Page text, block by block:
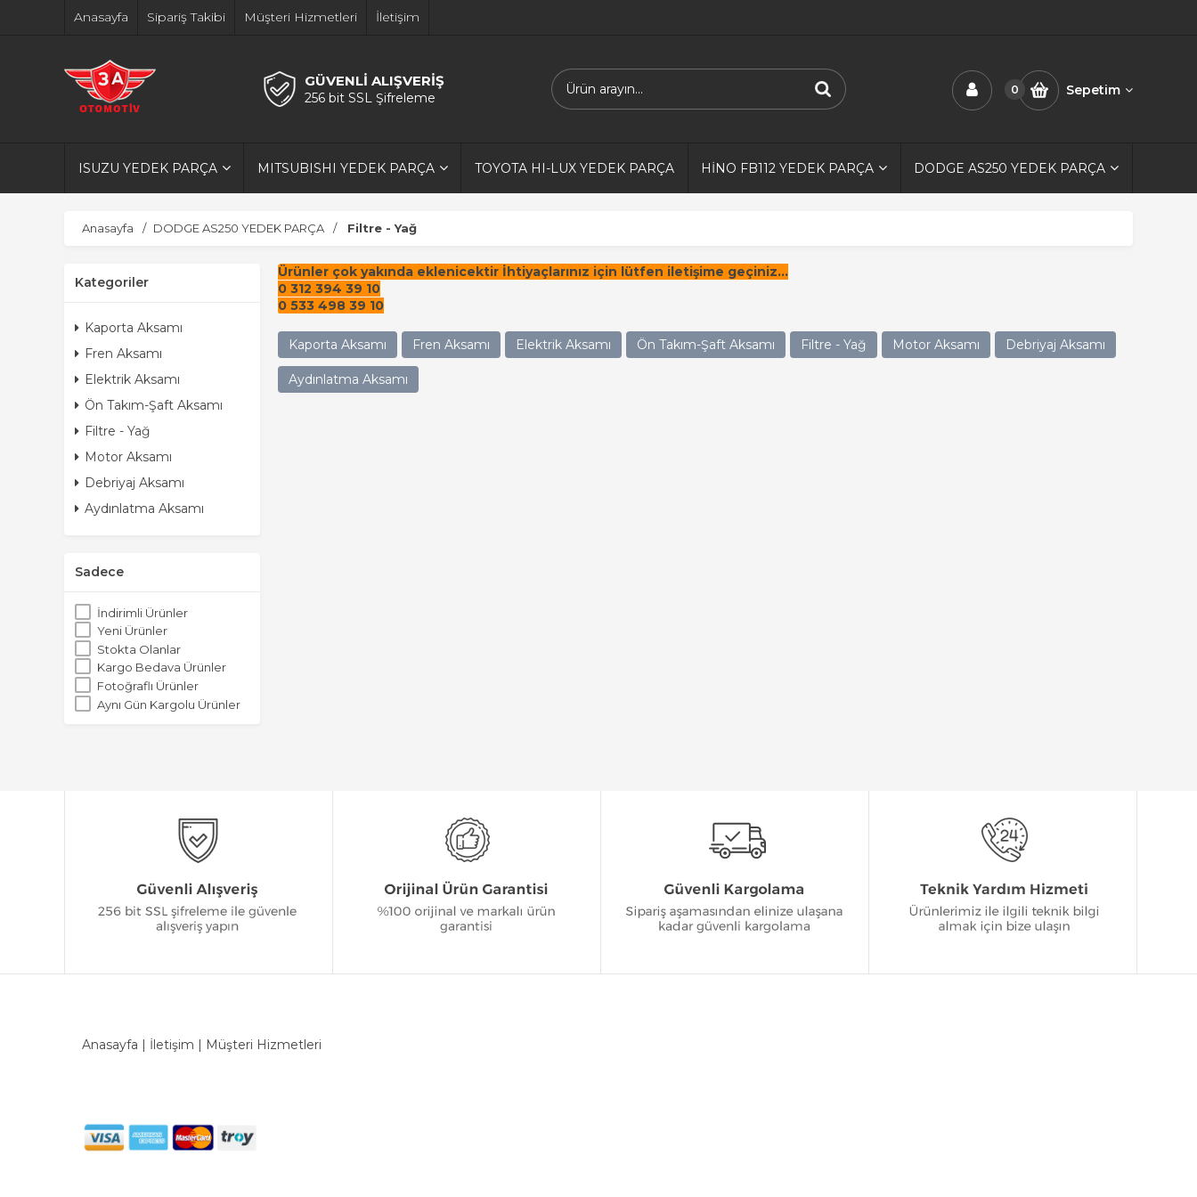
Anasayfa Sipariş Takibi Müşteri Hizmetleri İletişim
GÜVENLİ ALIŞVERİŞ
256 bit SSL Şifreleme
0 Sepetim
ISUZU YEDEK PARÇA MITSUBISHI YEDEK PARÇA TOYOTA HI-LUX YEDEK PARÇA HİNO FB112 YEDEK PARÇA DODGE AS250 YEDEK PARÇA
Anasayfa DODGE AS250 YEDEK PARÇA Filtre - Yağ
Kategoriler
Kaporta Aksamı
Fren Aksamı
Elektrik Aksamı
Ön Takım-Şaft Aksamı
Filtre - Yağ
Motor Aksamı
Debriyaj Aksamı
Aydınlatma Aksamı
Sadece
İndirimli Ürünler
Yeni Ürünler
Stokta Olanlar
Kargo Bedava Ürünler
Fotoğraflı Ürünler
Aynı Gün Kargolu Ürünler
Ürünler çok yakında eklenicektir İhtiyaçlarınız için lütfen iletişime geçiniz...
0 312 394 39 10
0 533 498 39 10
Kaporta Aksamı Fren Aksamı Elektrik Aksamı Ön Takım-Şaft Aksamı Filtre - Yağ Motor Aksamı Debriyaj Aksamı
Aydınlatma Aksamı
Anasayfa | İletişim | Müşteri Hizmetleri